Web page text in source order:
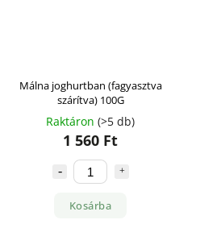
Málna joghurtban (fagyasztva
szárítva) 100G
Raktáron (>5 db)
1 560 Ft
Kosárba